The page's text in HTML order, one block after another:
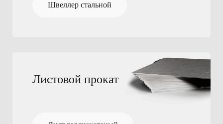
Швеллер стальной
Листовой прокат